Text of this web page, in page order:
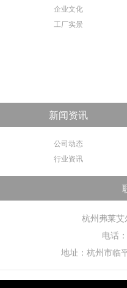
企业文化
工厂实景
新闻资讯
公司动态
行业资讯
杭州弗莱艾
电话
地址：杭州市临